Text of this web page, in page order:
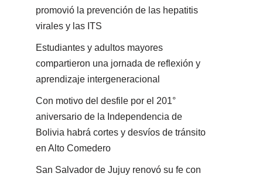
promovió la prevención de las hepatitis
virales y las ITS
Estudiantes y adultos mayores
compartieron una jornada de reflexión y
aprendizaje intergeneracional
Con motivo del desfile por el 201°
aniversario de la Independencia de
Bolivia habrá cortes y desvíos de tránsito
en Alto Comedero
San Salvador de Jujuy renovó su fe con